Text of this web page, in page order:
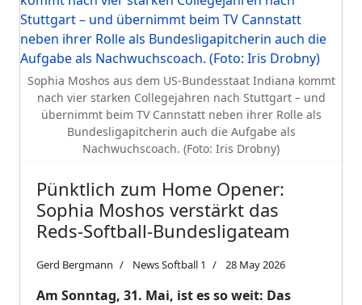
Sophia Moshos aus dem US-Bundesstaat Indiana kommt
nach vier starken Collegejahren nach Stuttgart – und
übernimmt beim TV Cannstatt neben ihrer Rolle als
Bundesligapitcherin auch die Aufgabe als
Nachwuchscoach. (Foto: Iris Drobny)
Pünktlich zum Home Opener:
Sophia Moshos verstärkt das
Reds-Softball-Bundesligateam
Gerd Bergmann News Softball 1 28 May 2026
Am Sonntag, 31. Mai, ist es so weit: Das